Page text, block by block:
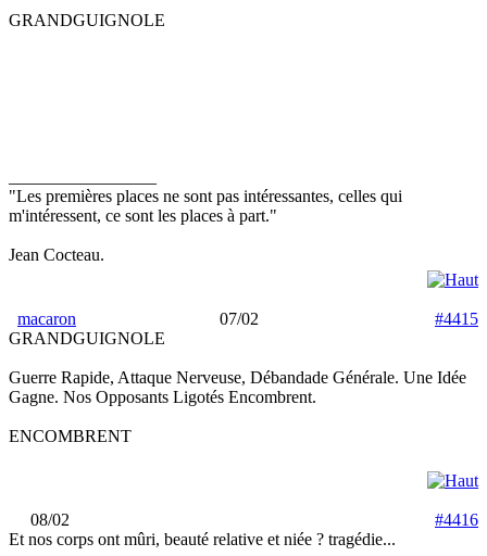
GRANDGUIGNOLE
"Les premières places ne sont pas intéressantes, celles qui
m'intéressent, ce sont les places à part."
Jean Cocteau.
macaron 07/02
#4415
GRANDGUIGNOLE
Guerre Rapide, Attaque Nerveuse, Débandade Générale. Une Idée
Gagne. Nos Opposants Ligotés Encombrent.
ENCOMBRENT
08/02
#4416
Et nos corps ont mûri, beauté relative et niée ? tragédie...